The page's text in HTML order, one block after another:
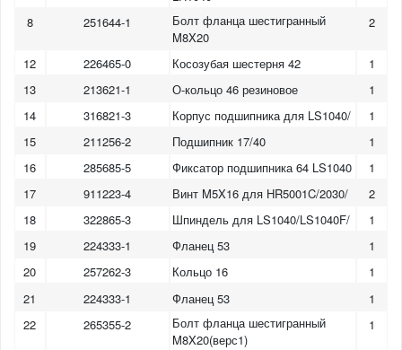
1
8 251644-1
Болт фланца шестигранный
M8X20
2
12 226465-0 Косозубая шестерня 42
1
13
213621-1 О-кольцо 46 резиновое
1
14
316821-3 Корпус подшипника для LS1040/
1
15
211256-2 Подшипник 17/40
1
16
285685-5 Фиксатор подшипника 64 LS1040
1
17
911223-4 Винт M5X16 для HR5001C/2030/
2
18
322865-3 Шпиндель для LS1040/LS1040F/
1
19
224333-1 Фланец 53
1
20
257262-3 Кольцо 16
1
21
224333-1 Фланец 53
1
22
265355-2
Болт фланца шестигранный
M8X20(верс1)
1